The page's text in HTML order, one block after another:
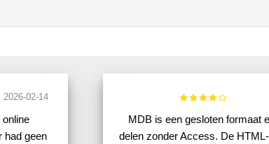
2026-02-14
had geen
MDB is een gesloten formaat
delen zonder Access. De